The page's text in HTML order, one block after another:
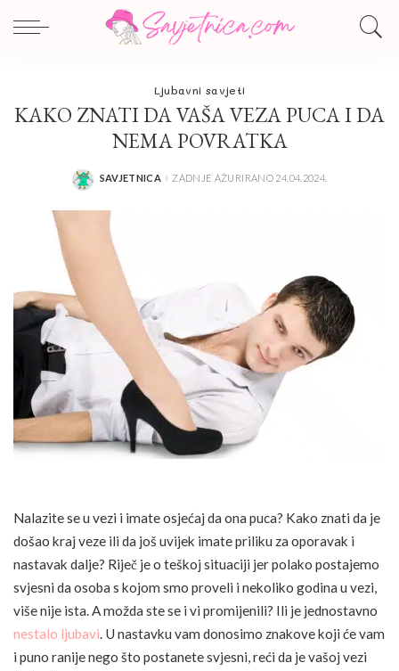
Ljubavni savjeti
KAKO ZNATI DA VAŠA VEZA PUCA I DA
NEMA POVRATKA
POSTED
SAVJETNICA ZADNJE AŽURIRANO 24.04.2024.
Nalazite se u vezi i imate osjećaj da ona puca? Kako znati da je
došao kraj veze ili da još uvijek imate priliku za oporavak i
nastavak dalje? Riječ je o teškoj situaciji jer polako postajemo
svjesni da osoba s kojom smo proveli i nekoliko godina u vezi,
više nije ista. A možda ste se i vi promijenili? Ili je jednostavno
nestalo ljubavi. U nastavku vam donosimo znakove koji će vam
i puno ranije nego što postanete svjesni, reći da je vašoj vezi